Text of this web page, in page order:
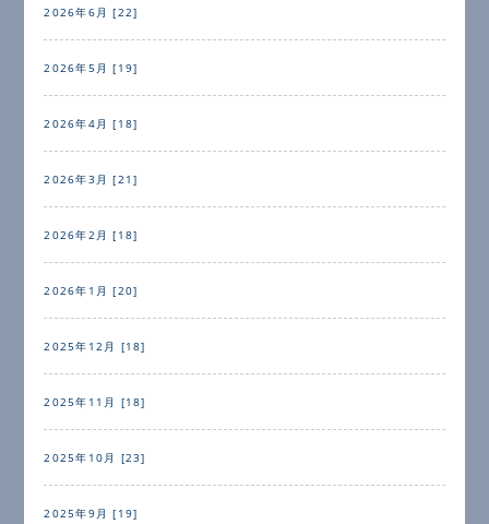
2026年6月 [22]
2026年5月 [19]
2026年4月 [18]
2026年3月 [21]
2026年2月 [18]
2026年1月 [20]
2025年12月 [18]
2025年11月 [18]
2025年10月 [23]
2025年9月 [19]